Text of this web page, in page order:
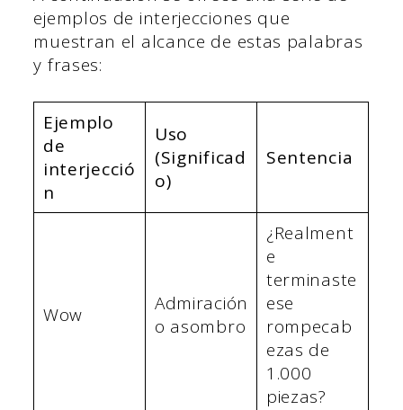
ejemplos de interjecciones que
muestran el alcance de estas palabras
y frases:
Ejemplo
de
interjecció
n
Uso
(Significad
o)
Sentencia
Wow
Admiración
o asombro
¿Realment
e
terminaste
ese
rompecab
ezas de
1.000
piezas?